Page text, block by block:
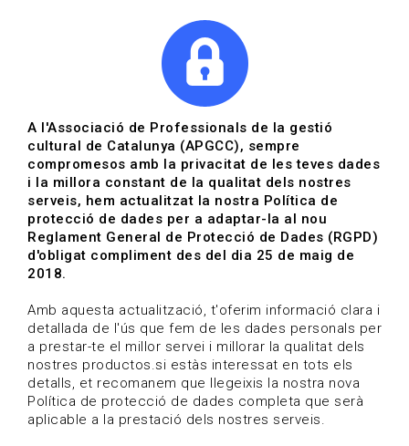
Agenda | Gestió cultural
18-09-2025 fins al 18-09-2025
HOME
A l'Associació de Professionals de la gestió
cultural de Catalunya (APGCC), sempre
compromesos amb la privacitat de les teves dades
i la millora constant de la qualitat dels nostres
serveis, hem actualitzat la nostra Política de
protecció de dades per a adaptar-la al nou
Reglament General de Protecció de Dades (RGPD)
d'obligat compliment des del dia 25 de maig de
2018.
Amb aquesta actualització, t'oferim informació clara i
detallada de l'ús que fem de les dades personals per
a prestar-te el millor servei i millorar la qualitat dels
nostres productos.si estàs interessat en tots els
detalls, et recomanem que llegeixis la nostra nova
Política de protecció de dades completa que serà
aplicable a la prestació dels nostres serveis.